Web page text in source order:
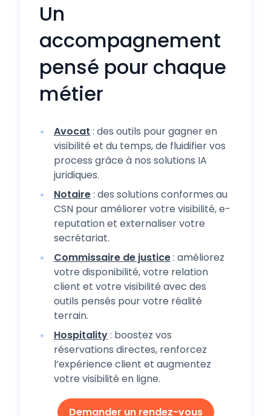
Un
accompagnement
pensé pour chaque
métier
Avocat : des outils pour gagner en
visibilité et du temps, de fluidifier vos
process grâce à nos solutions IA
juridiques.
Notaire: des solutions conformes au
CSN pour améliorer votre visibilité, e-
reputation et externaliser votre
secrétariat.
Commissaire de justice: améliorez
votre disponibilité, votre relation
client et votre visibilité avec des
outils pensés pour votre réalité
terrain.
Hospitality: boostez vos
réservations directes, renforcez
l’expérience client et augmentez
votre visibilité en ligne.
Demander un rendez-vous